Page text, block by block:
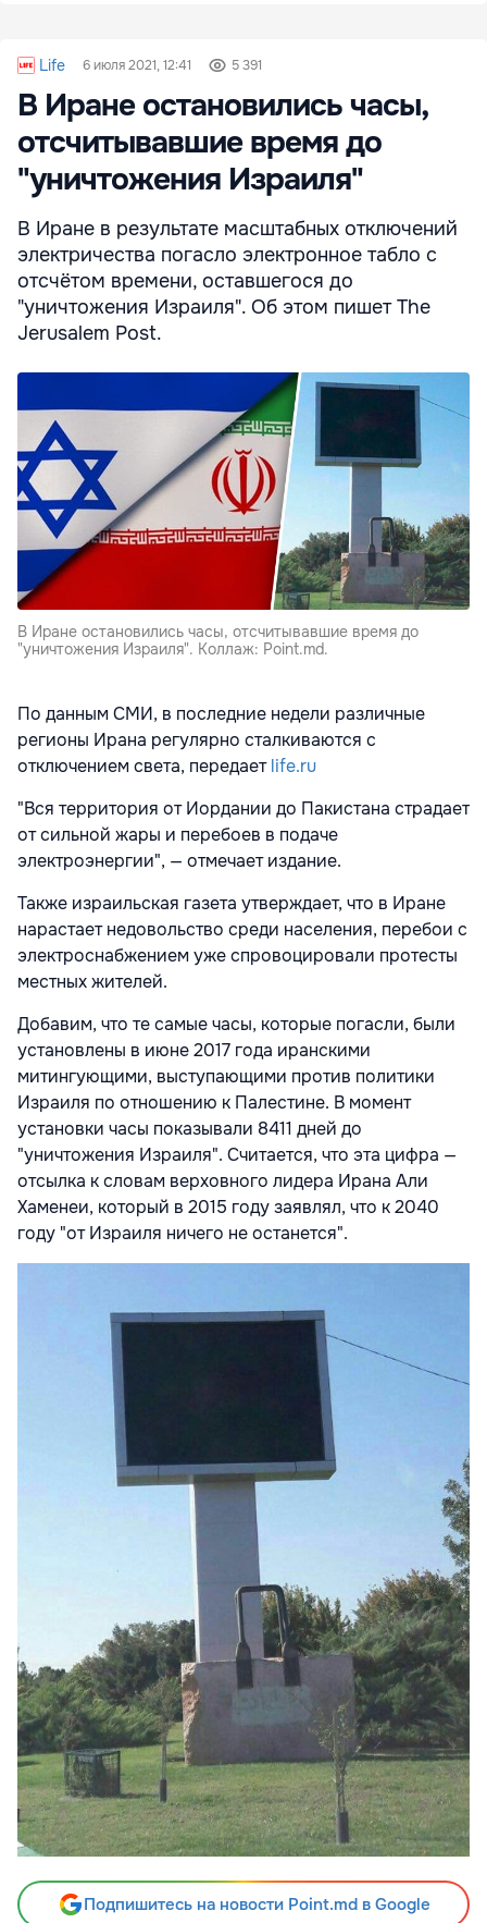
Life 6 июля 2021, 12:41 5 391
В Иране остановились часы,
отсчитывавшие время до
"уничтожения Израиля"
В Иране в результате масштабных отключений
электричества погасло электронное табло с
отсчётом времени, оставшегося до
"уничтожения Израиля". Об этом пишет The
Jerusalem Post.
В Иране остановились часы, отсчитывавшие время до
"уничтожения Израиля". Коллаж: Point.md.
По данным СМИ, в последние недели различные
регионы Ирана регулярно сталкиваются с
отключением света, передаетlife.ru
"Вся территория от Иордании до Пакистана страдает
от сильной жары и перебоев в подаче
электроэнергии", — отмечает издание.
Также израильская газета утверждает, что в Иране
нарастает недовольство среди населения, перебои с
электроснабжением уже спровоцировали протесты
местных жителей.
Добавим, что те самые часы, которые погасли, были
установлены в июне 2017 года иранскими
митингующими, выступающими против политики
Израиля по отношению к Палестине. В момент
установки часы показывали 8411 дней до
"уничтожения Израиля". Считается, что эта цифра —
отсылка к словам верховного лидера Ирана Али
Хаменеи, который в 2015 году заявлял, что к 2040
году "от Израиля ничего не останется".
Подпишитесь на новости Point.md в Google